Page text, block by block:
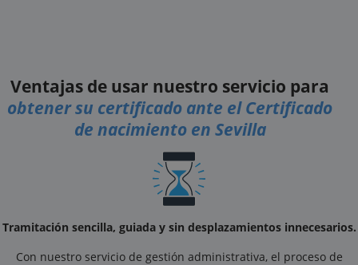
Ventajas de usar nuestro servicio para
obtener su certificado ante el Certificado
de nacimiento en Sevilla
Tramitación sencilla, guiada y sin desplazamientos innecesarios.
Con nuestro servicio de gestión administrativa, el proceso de